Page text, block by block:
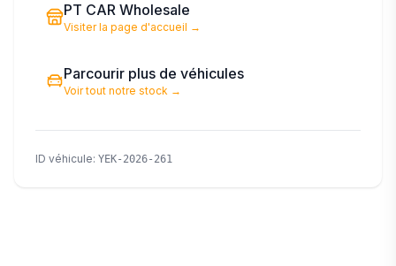
PT CAR Wholesale
Visiter la page d'accueil →
Parcourir plus de véhicules
Voir tout notre stock →
ID véhicule: YEK-2026-261